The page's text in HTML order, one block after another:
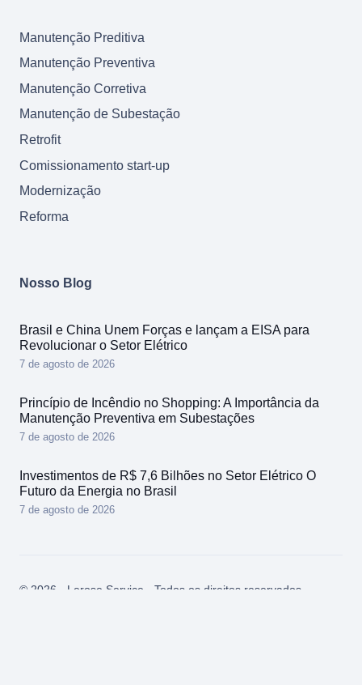
Manutenção Preditiva
Manutenção Preventiva
Manutenção Corretiva
Manutenção de Subestação
Retrofit
Comissionamento start-up
Modernização
Reforma
Nosso Blog
Brasil e China Unem Forças e lançam a EISA para
Revolucionar o Setor Elétrico
7 de agosto de 2026
Princípio de Incêndio no Shopping: A Importância da
Manutenção Preventiva em Subestações
7 de agosto de 2026
Investimentos de R$ 7,6 Bilhões no Setor Elétrico O
Futuro da Energia no Brasil
7 de agosto de 2026
© 2026 - Lerose Service - Todos os direitos reservados